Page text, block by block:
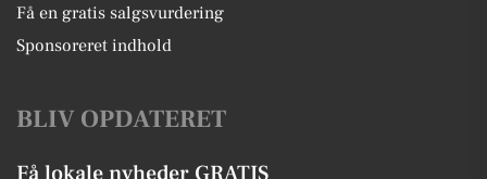
Få en gratis salgsvurdering
Sponsoreret indhold
BLIV OPDATERET
Få lokale nyheder GRATIS